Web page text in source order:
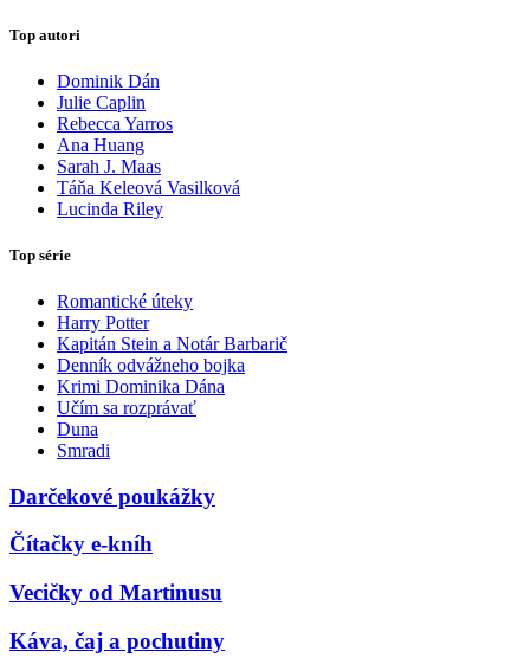
Top autori
Dominik Dán
Julie Caplin
Rebecca Yarros
Ana Huang
Sarah J. Maas
Táňa Keleová Vasilková
Lucinda Riley
Top série
Romantické úteky
Harry Potter
Kapitán Stein a Notár Barbarič
Denník odvážneho bojka
Krimi Dominika Dána
Učím sa rozprávať
Duna
Smradi
Darčekové poukážky
Čítačky e-kníh
Vecičky od Martinusu
Káva, čaj a pochutiny